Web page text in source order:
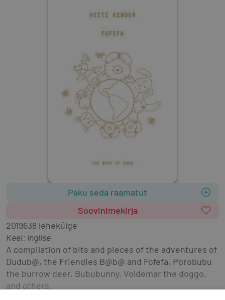
Paku seda raamatut
Soovinimekirja
2019638 lehekülge
Keel: inglise
A compilation of bits and pieces of the adventures of
Dudub@, the Friendies B@b@ and Fofefa, Porobubu
the burrow deer, Bububunny, Voldemar the doggo,
and others.